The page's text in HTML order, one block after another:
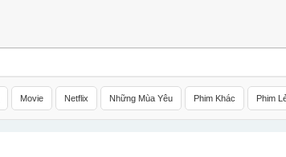
Movie Netflix Những Mùa Yêu Phim Khác Phim